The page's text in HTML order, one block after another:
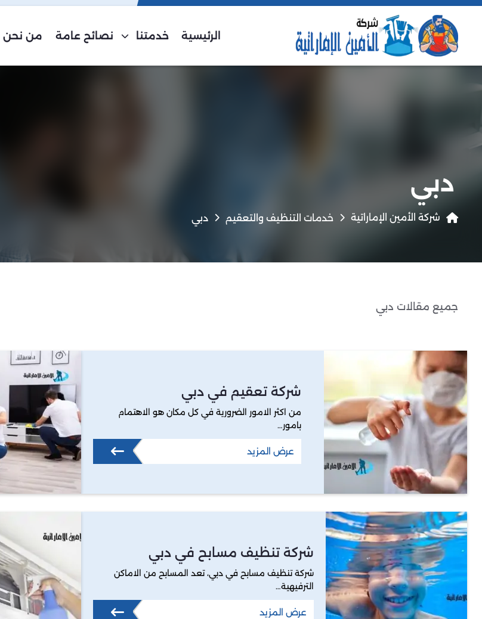
الرئيسية خدمتنا نصائح عامة من نحن
دبي
شركة الأمين الإماراتية خدمات التنظيف والتعقيم دبي
جميع مقالات دبي
شركة تعقيم في دبي
من اكثر الامور الضرورية في كل مكان هو الاهتمام
بامور…
عرض المزيد
شركة تنظيف مسابح في دبي
شركة تنظيف مسابح في دبي، تعد المسابح من الاماكن
الترفيهية…
عرض المزيد